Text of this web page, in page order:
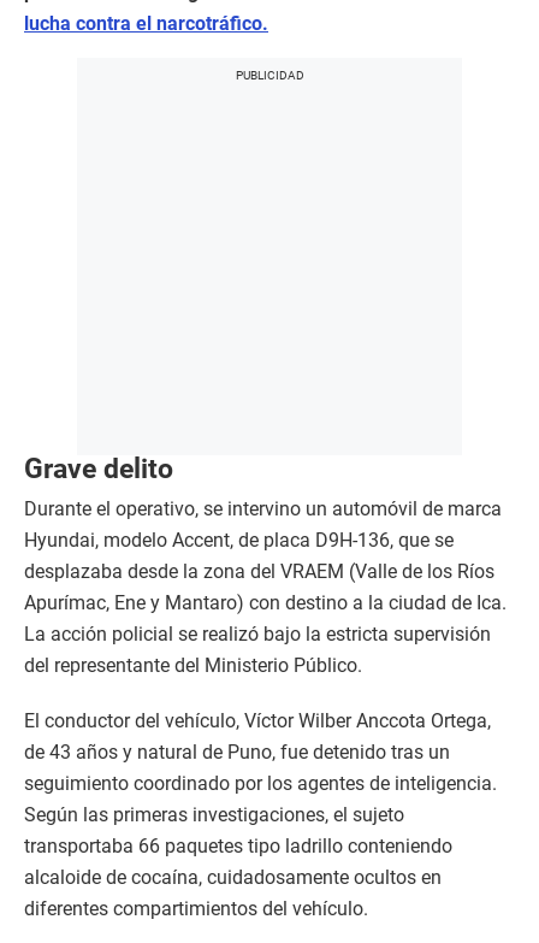
lucha contra el narcotráfico.
Grave delito
Durante el operativo, se intervino un automóvil de marca
Hyundai, modelo Accent, de placa D9H-136, que se
desplazaba desde la zona del VRAEM (Valle de los Ríos
Apurímac, Ene y Mantaro) con destino a la ciudad de Ica.
La acción policial se realizó bajo la estricta supervisión
del representante del Ministerio Público.
El conductor del vehículo, Víctor Wilber Anccota Ortega,
de 43 años y natural de Puno, fue detenido tras un
seguimiento coordinado por los agentes de inteligencia.
Según las primeras investigaciones, el sujeto
transportaba 66 paquetes tipo ladrillo conteniendo
alcaloide de cocaína, cuidadosamente ocultos en
diferentes compartimientos del vehículo.